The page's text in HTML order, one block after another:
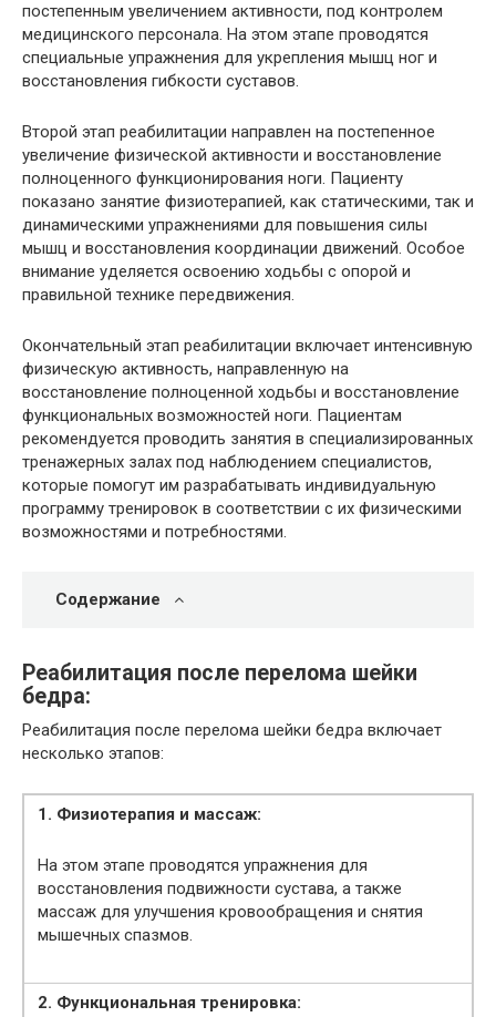
постепенным увеличением активности, под контролем
медицинского персонала. На этом этапе проводятся
специальные упражнения для укрепления мышц ног и
восстановления гибкости суставов.
Второй этап реабилитации направлен на постепенное
увеличение физической активности и восстановление
полноценного функционирования ноги. Пациенту
показано занятие физиотерапией, как статическими, так и
динамическими упражнениями для повышения силы
мышц и восстановления координации движений. Особое
внимание уделяется освоению ходьбы с опорой и
правильной технике передвижения.
Окончательный этап реабилитации включает интенсивную
физическую активность, направленную на
восстановление полноценной ходьбы и восстановление
функциональных возможностей ноги. Пациентам
рекомендуется проводить занятия в специализированных
тренажерных залах под наблюдением специалистов,
которые помогут им разрабатывать индивидуальную
программу тренировок в соответствии с их физическими
возможностями и потребностями.
Содержание
Реабилитация после перелома шейки
бедра:
Реабилитация после перелома шейки бедра включает
несколько этапов:
1. Физиотерапия и массаж:
На этом этапе проводятся упражнения для
восстановления подвижности сустава, а также
массаж для улучшения кровообращения и снятия
мышечных спазмов.
2. Функциональная тренировка: